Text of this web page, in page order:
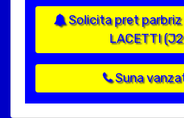
Solicita pret parbriz
LACETTI
Suna